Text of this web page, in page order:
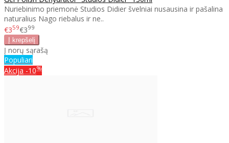
Nuriebinimo priemonė Studios Didier švelniai nusausina ir pašalina
naturalius Nago riebalus ir ne..
€359€399
Į norų sąrašą
Populiari
Akcija -10%